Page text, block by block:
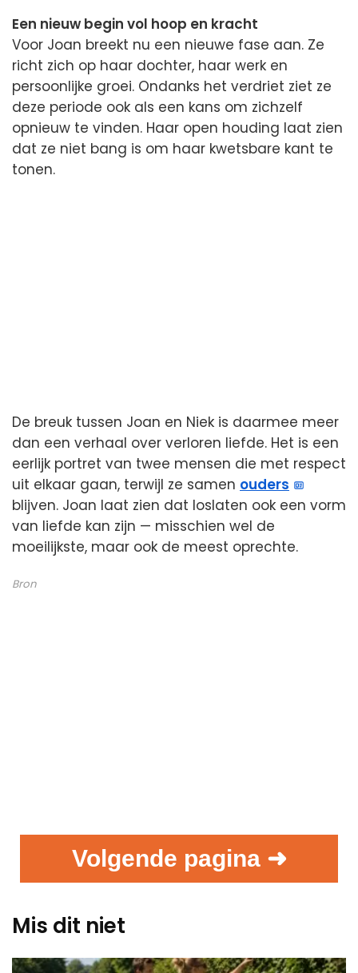
Een nieuw begin vol hoop en kracht
Voor Joan breekt nu een nieuwe fase aan. Ze
richt zich op haar dochter, haar werk en
persoonlijke groei. Ondanks het verdriet ziet ze
deze periode ook als een kans om zichzelf
opnieuw te vinden. Haar open houding laat zien
dat ze niet bang is om haar kwetsbare kant te
tonen.
De breuk tussen Joan en Niek is daarmee meer
dan een verhaal over verloren liefde. Het is een
eerlijk portret van twee mensen die met respect
uit elkaar gaan, terwijl ze samen ouders
blijven. Joan laat zien dat loslaten ook een vorm
van liefde kan zijn — misschien wel de
moeilijkste, maar ook de meest oprechte.
Bron
Volgende pagina ➜
Mis dit niet